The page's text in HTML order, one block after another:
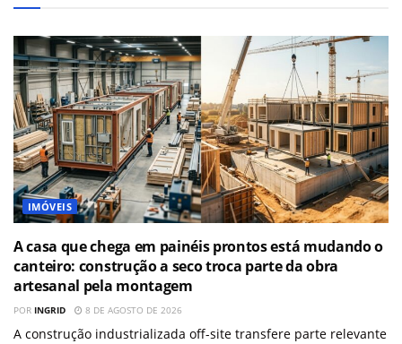
IMÓVEIS
A casa que chega em painéis prontos está mudando o
canteiro: construção a seco troca parte da obra
artesanal pela montagem
POR INGRID 8 DE AGOSTO DE 2026
A construção industrializada off-site transfere parte relevante